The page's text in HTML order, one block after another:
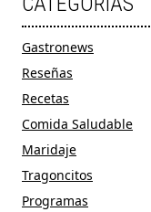
Gastronews
Reseñas
Recetas
Comida Saludable
Maridaje
Tragoncitos
Programas